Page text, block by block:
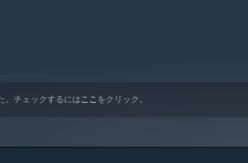
。チェックするにはここ をクリック。